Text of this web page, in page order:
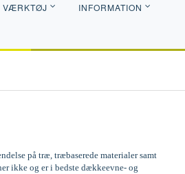
VÆRKTØJ INFORMATION
på træ, træbaserede materialer samt
ikke og er i bedste dækkeevne- og